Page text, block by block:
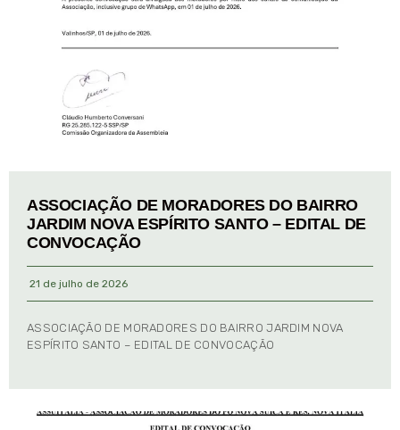
ASSOCIAÇÃO DE MORADORES DO BAIRRO
JARDIM NOVA ESPÍRITO SANTO – EDITAL DE
CONVOCAÇÃO
21 de julho de 2026
ASSOCIAÇÃO DE MORADORES DO BAIRRO JARDIM NOVA
ESPÍRITO SANTO – EDITAL DE CONVOCAÇÃO